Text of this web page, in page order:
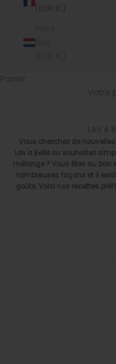
(EUR €)
Panier
Votre
LAV'A
Vous cherchez de
Lav'a Belle ou souhaitez
mélange ? Vous êtes au bon
nombreuses façons et il
goûts. Voici nos recettes